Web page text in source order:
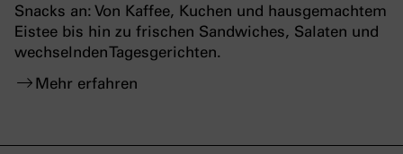
Snacks an: Von Kaffee, Kuchen und hausgemachtem
Eistee bis hin zu frischen Sandwiches, Salaten und
wechselnden Tagesgerichten.
Mehr erfahren